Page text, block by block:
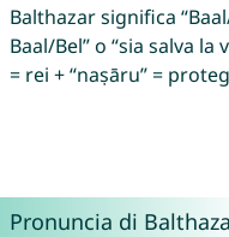
Balthazar significa
Baal/Bel” o “sia salva la
= rei + “naṣāru” =
Pronuncia di